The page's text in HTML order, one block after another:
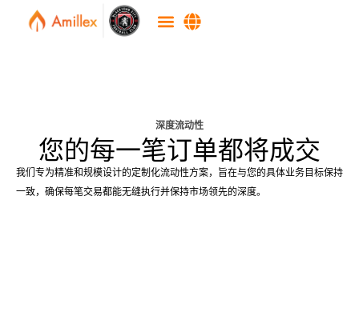
深度流动性
您的每一笔订单都将成交
我们专为精准和规模设计的定制化流动性方案，旨在与您的具体业务目标保持
一致，确保每笔交易都能无缝执行并保持市场领先的深度。